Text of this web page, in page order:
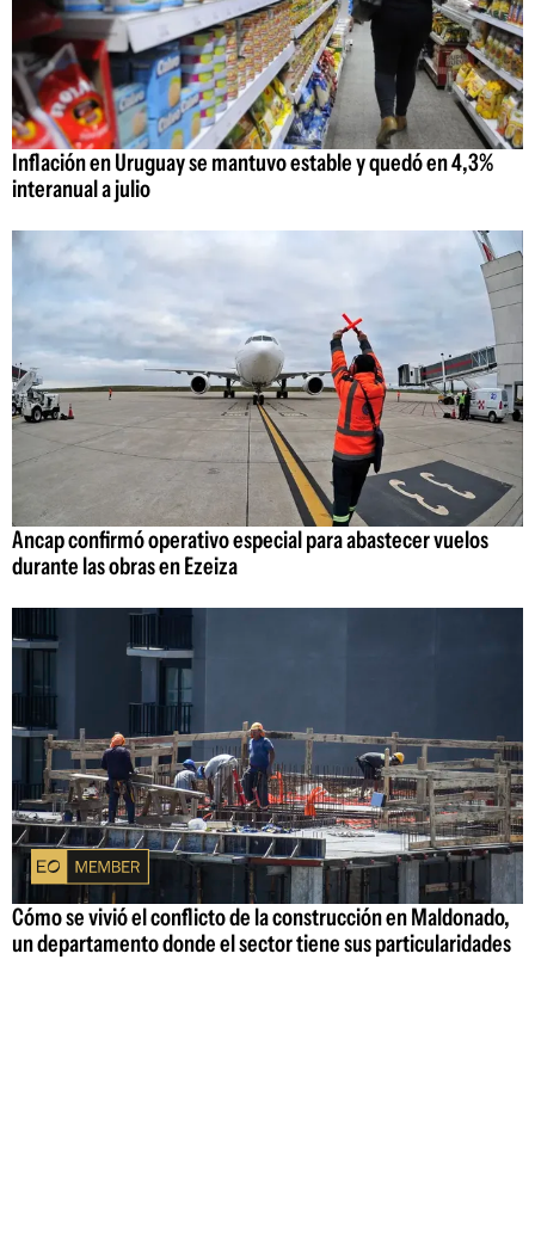
Inflación en Uruguay se mantuvo estable y quedó en 4,3%
interanual a julio
Ancap confirmó operativo especial para abastecer vuelos
durante las obras en Ezeiza
Cómo se vivió el conflicto de la construcción en Maldonado,
un departamento donde el sector tiene sus particularidades